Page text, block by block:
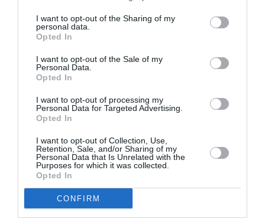
I want to opt-out of the Sharing of my
personal data.
Opted In
I want to opt-out of the Sale of my
Personal Data.
Opted In
I want to opt-out of processing my
Personal Data for Targeted Advertising.
Opted In
I want to opt-out of Collection, Use,
Retention, Sale, and/or Sharing of my
Personal Data that Is Unrelated with the
Purposes for which it was collected.
Opted In
CONFIRM